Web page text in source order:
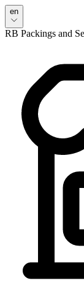
en
RB Packings and